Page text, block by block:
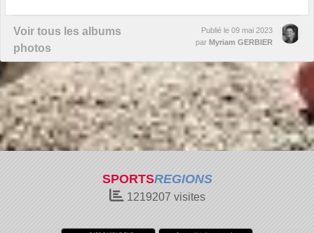
Voir tous les albums
photos
Publié le 09 mai 2023
par Myriam GERBIER
SPORTSREGIONS
1219207 visites